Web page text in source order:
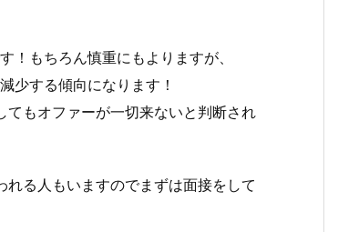
もちろん慎重にもよりますが、
少する傾向になります！
もオファーが一切来ないと判断され
る人もいますのでまずは面接をして